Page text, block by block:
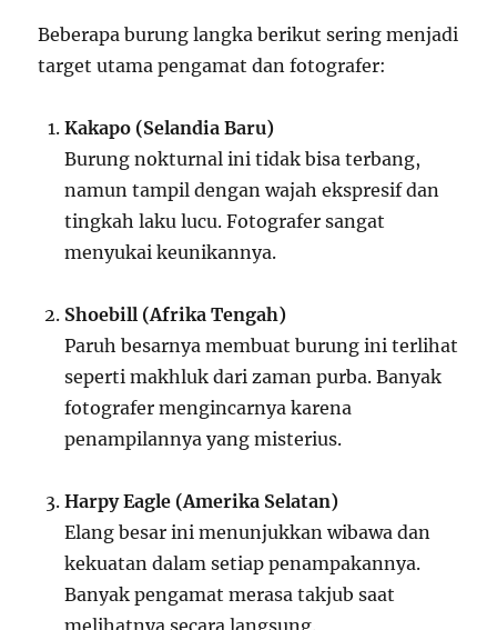
Beberapa burung langka berikut sering menjadi
target utama pengamat dan fotografer:
Kakapo (Selandia Baru)
Burung nokturnal ini tidak bisa terbang,
namun tampil dengan wajah ekspresif dan
tingkah laku lucu. Fotografer sangat
menyukai keunikannya.
Shoebill (Afrika Tengah)
Paruh besarnya membuat burung ini terlihat
seperti makhluk dari zaman purba. Banyak
fotografer mengincarnya karena
penampilannya yang misterius.
Harpy Eagle (Amerika Selatan)
Elang besar ini menunjukkan wibawa dan
kekuatan dalam setiap penampakannya.
Banyak pengamat merasa takjub saat